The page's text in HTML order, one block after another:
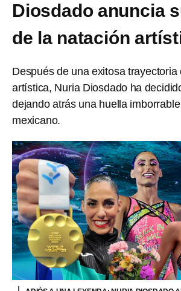
Diosdado anuncia
de la natación
Después de una exitosa trayectoria
artística, Nuria Diosdado ha
dejando atrás una huella
mexicano.